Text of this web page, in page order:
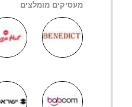
מעסיקים מומלצים